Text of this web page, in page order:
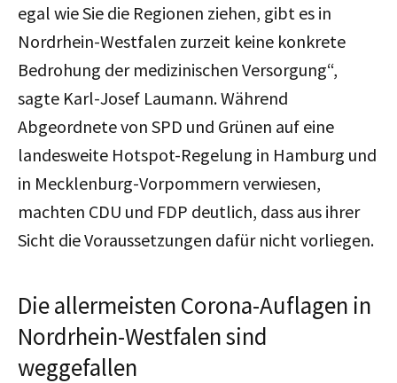
egal wie Sie die Regionen ziehen, gibt es in
Nordrhein-Westfalen zurzeit keine konkrete
Bedrohung der medizinischen Versorgung“,
sagte Karl-Josef Laumann. Während
Abgeordnete von SPD und Grünen auf eine
landesweite Hotspot-Regelung in Hamburg und
in Mecklenburg-Vorpommern verwiesen,
machten CDU und FDP deutlich, dass aus ihrer
Sicht die Voraussetzungen dafür nicht vorliegen.
Die allermeisten Corona-Auflagen in
Nordrhein-Westfalen sind
weggefallen